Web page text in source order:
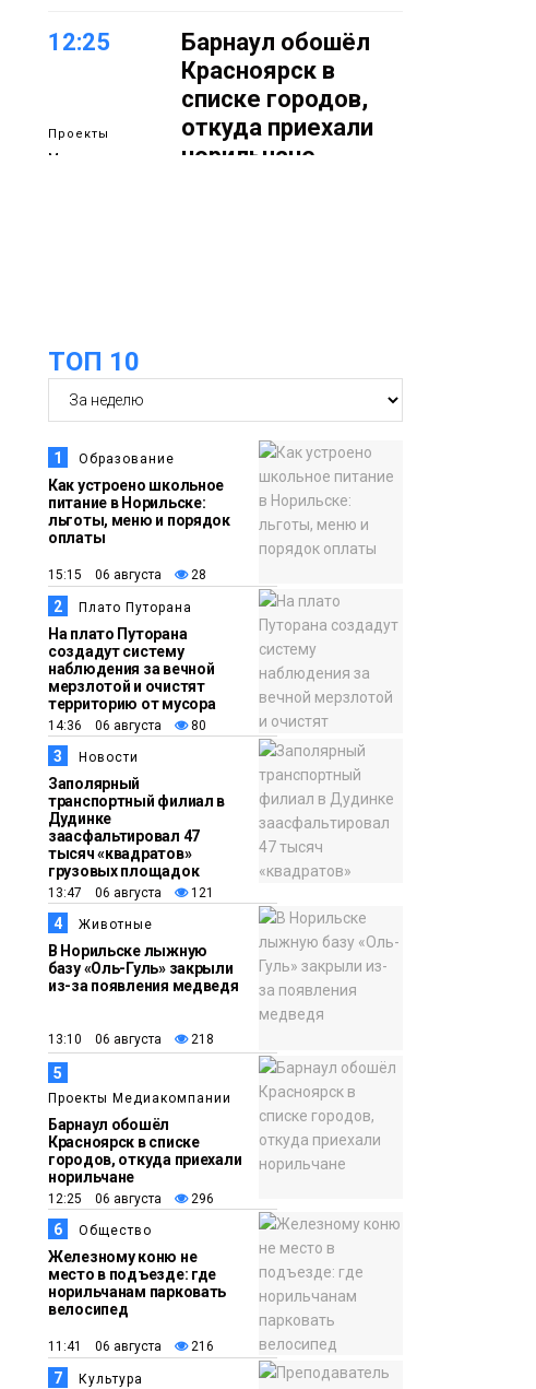
12:25
Проекты
Медиакомпании
Барнаул обошёл
Красноярск в
списке городов,
откуда приехали
норильчане
11:04
Культура
норильской
«художки» стала
призёром
международного
конкурса
10:19
Новости
Иллюминация
«Сказочный лес» в
Норильске зажжётся
10 августа
09:37
Новости
Норильск зовёт на
фотоконкурс,
посвященный
главному
туристическому
празднику
18:22
05 августа
Синоптики
предупредили о
ливнях, граде и
шквалистом ветре на
юге Таймыра
ТОП 10
1 Образование
Как устроено школьное
питание в Норильске:
льготы, меню и порядок
оплаты
15:15 06 августа 28
2 Плато Путорана
На плато Путорана
создадут систему
наблюдения за вечной
мерзлотой и очистят
территорию от мусора
14:36 06 августа 80
3 Новости
Заполярный
транспортный филиал в
Дудинке
заасфальтировал 47
тысяч «квадратов»
грузовых площадок
13:47 06 августа 121
4 Животные
В Норильске лыжную
базу «Оль-Гуль» закрыли
из-за появления медведя
13:10 06 августа 218
5
Проекты Медиакомпании
Барнаул обошёл
Красноярск в списке
городов, откуда приехали
норильчане
12:25 06 августа 296
6 Общество
Железному коню не
место в подъезде: где
норильчанам парковать
велосипед
11:41 06 августа 216
7 Культура